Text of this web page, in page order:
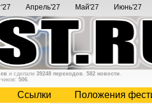
Апрель'27 Май'27 Июнь'27
и сделали 39248 переходов . 582 новости .
506.
Cсылки
Положения